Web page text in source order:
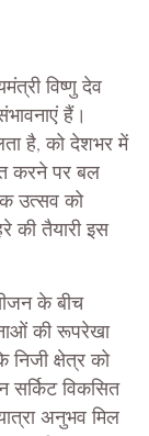
विष्णु देव
हैं।
है, को देशभर में
करने पर बल
उत्सव को
की तैयारी इस
के बीच
की रूपरेखा
निजी क्षेत्र को
सर्किट विकसित
अनुभव मिल